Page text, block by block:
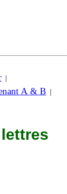
|
A & B |